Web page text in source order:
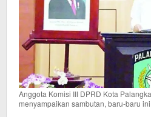
Anggota Komisi III DPRD Kota
menyampaikan sambutan, baru-baru ini.